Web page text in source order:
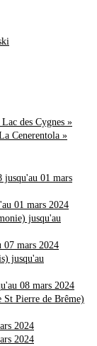
des Cygnes »
Cenerentola »
jusqu'au 01 mars
01 mars 2024
jusqu'au
07 mars 2024
jusqu'au
08 mars 2024
Pierre de Brême)
2024
2024